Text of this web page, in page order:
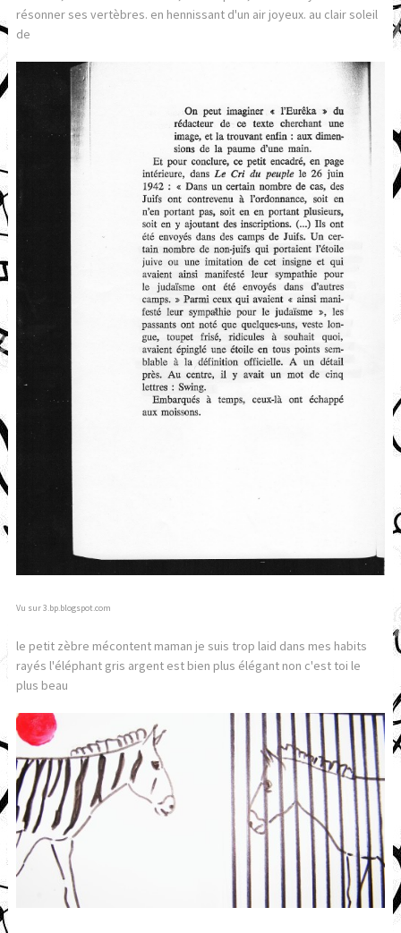
résonner ses vertèbres. en hennissant d'un air joyeux. au clair soleil
de
Vu sur 3.bp.blogspot.com
le petit zèbre mécontent maman je suis trop laid dans mes habits
rayés l'éléphant gris argent est bien plus élégant non c'est toi le
plus beau